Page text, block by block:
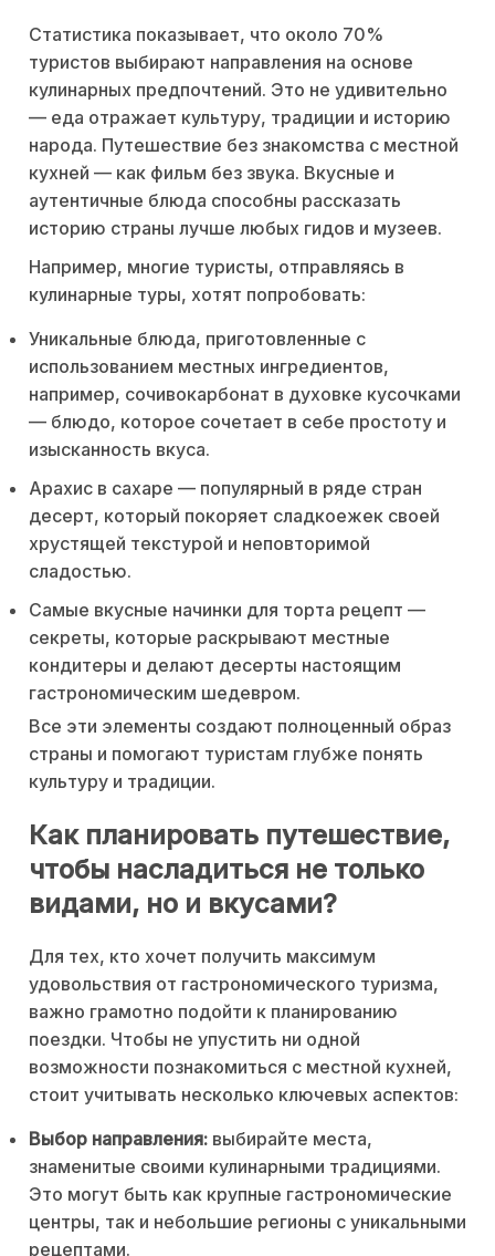
Статистика показывает, что около 70%
туристов выбирают направления на основе
кулинарных предпочтений. Это не удивительно
— еда отражает культуру, традиции и историю
народа. Путешествие без знакомства с местной
кухней — как фильм без звука. Вкусные и
аутентичные блюда способны рассказать
историю страны лучше любых гидов и музеев.
Например, многие туристы, отправляясь в
кулинарные туры, хотят попробовать:
Уникальные блюда, приготовленные с
использованием местных ингредиентов,
например, сочивокарбонат в духовке кусочками
— блюдо, которое сочетает в себе простоту и
изысканность вкуса.
Арахис в сахаре — популярный в ряде стран
десерт, который покоряет сладкоежек своей
хрустящей текстурой и неповторимой
сладостью.
Самые вкусные начинки для торта рецепт —
секреты, которые раскрывают местные
кондитеры и делают десерты настоящим
гастрономическим шедевром.
Все эти элементы создают полноценный образ
страны и помогают туристам глубже понять
культуру и традиции.
Как планировать путешествие,
чтобы насладиться не только
видами, но и вкусами?
Для тех, кто хочет получить максимум
удовольствия от гастрономического туризма,
важно грамотно подойти к планированию
поездки. Чтобы не упустить ни одной
возможности познакомиться с местной кухней,
стоит учитывать несколько ключевых аспектов:
Выбор направления: выбирайте места,
знаменитые своими кулинарными традициями.
Это могут быть как крупные гастрономические
центры, так и небольшие регионы с уникальными
рецептами.